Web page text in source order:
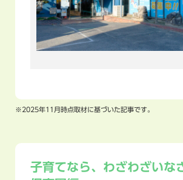
※2025年11月時点取材に基づいた記事です。
子育てなら、 わざわざいな